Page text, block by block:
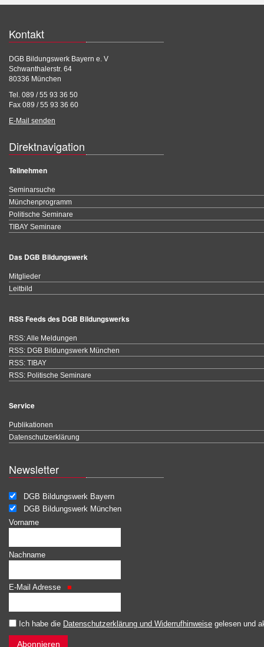
Kontakt
DGB Bildungswerk Bayern e. V
Schwanthalerstr. 64
80336 München
Tel. 089 / 55 93 36 50
Fax 089 / 55 93 36 60
E-Mail senden
Direktnavigation
Teilnehmen
Seminarsuche
Münchenprogramm
Politische Seminare
TIBAY Seminare
Das DGB Bildungswerk
Mitglieder
Leitbild
RSS Feeds des DGB Bildungswerks
RSS: Alle Meldungen
RSS: DGB Bildungswerk München
RSS: TIBAY
RSS: Politische Seminare
Service
Publikationen
Datenschutzerklärung
Newsletter
DGB Bildungswerk Bayern
DGB Bildungswerk München
Vorname
Nachname
E-Mail Adresse
Ich habe die Datenschutzerklärung und Widerrufhinweise gelesen und